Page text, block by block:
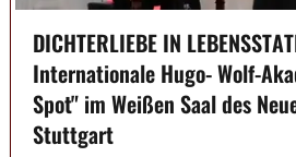
DICHTERLIEBE IN
Internationale Hugo- Wolf-
Spot" im Weißen Saal des
Stuttgart